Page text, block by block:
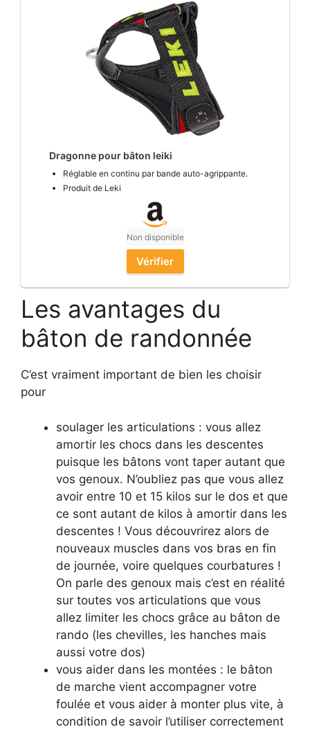
Dragonne pour bâton leiki
Réglable en continu par bande auto-agrippante.
Produit de Leki
Non disponible
Vérifier
Les avantages du
bâton de randonnée
C’est vraiment important de bien les choisir
pour
soulager les articulations : vous allez
amortir les chocs dans les descentes
puisque les bâtons vont taper autant que
vos genoux. N’oubliez pas que vous allez
avoir entre 10 et 15 kilos sur le dos et que
ce sont autant de kilos à amortir dans les
descentes ! Vous découvrirez alors de
nouveaux muscles dans vos bras en fin
de journée, voire quelques courbatures !
On parle des genoux mais c’est en réalité
sur toutes vos articulations que vous
allez limiter les chocs grâce au bâton de
rando (les chevilles, les hanches mais
aussi votre dos)
vous aider dans les montées : le bâton
de marche vient accompagner votre
foulée et vous aider à monter plus vite, à
condition de savoir l’utiliser correctement